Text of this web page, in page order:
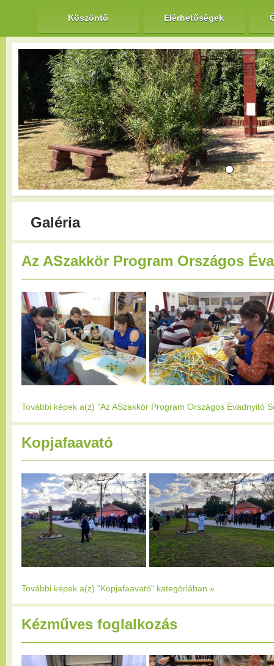
Köszöntő Elérhetőségek
Galéria
Az ASzakkör Program Országos
További képek a(z) "Az ASzakkör Program Országos Évadnyitó
Kopjafaavató
További képek a(z) "Kopjafaavató" kategóriában »
Kézműves foglalkozás